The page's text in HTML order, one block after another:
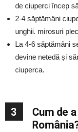
de ciuperci încep
2-4 săptămâni
unghii. mirosuri
La 4-6 săptămâni
devine netedă și
ciuperca.
3
Cum de